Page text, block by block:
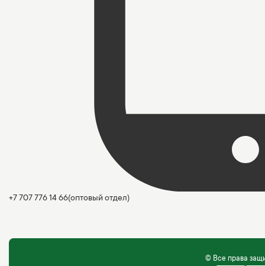
+7 707 776 14 66(оптовый отдел)
© Все права